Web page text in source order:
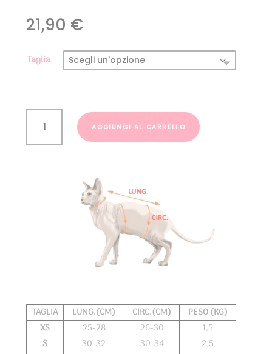
21,90 €
Taglia
Felpa
Sphynx
Dolci
AGGIUNGI AL CARRELLO
TAGLIA LUNG.(CM) CIRC.(CM)
PESO (KG)
XS
25-28 26-30
1,5
S
30-32 30-34
2,5